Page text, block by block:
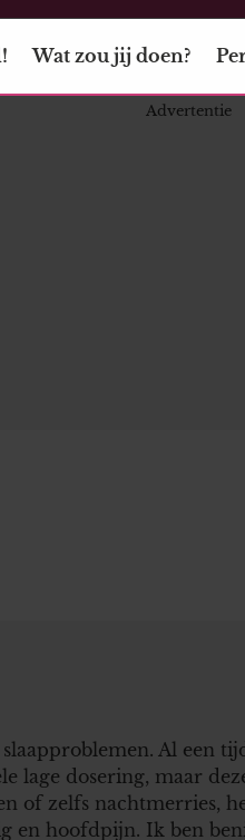
Wat zou jij doen?
Al een
lage dosering, maar
of zelfs nachtmerries,
en hoofdpijn. Ik ben